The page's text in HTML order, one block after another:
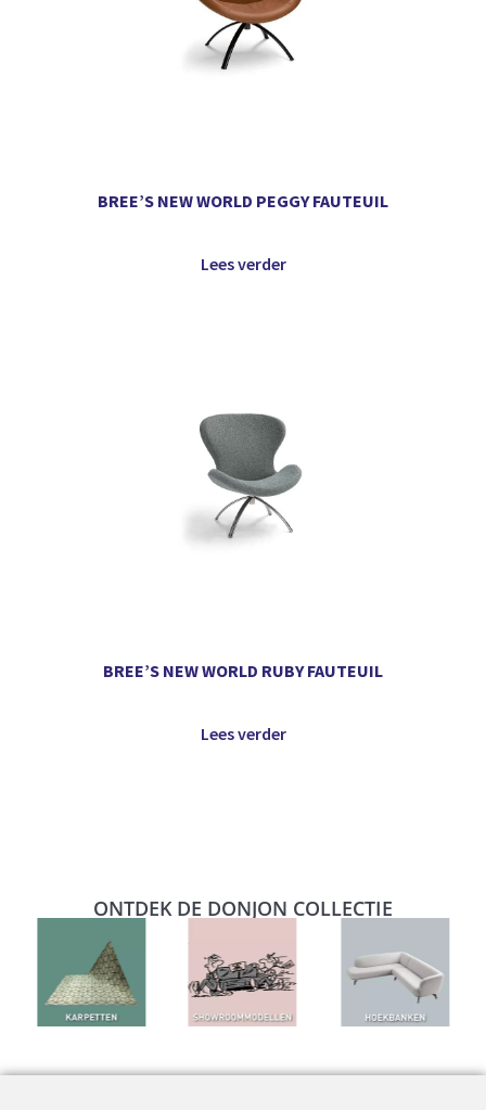
BREE’S NEW WORLD PEGGY FAUTEUIL
Lees verder
BREE’S NEW WORLD RUBY FAUTEUIL
Lees verder
ONTDEK DE DONJON COLLECTIE